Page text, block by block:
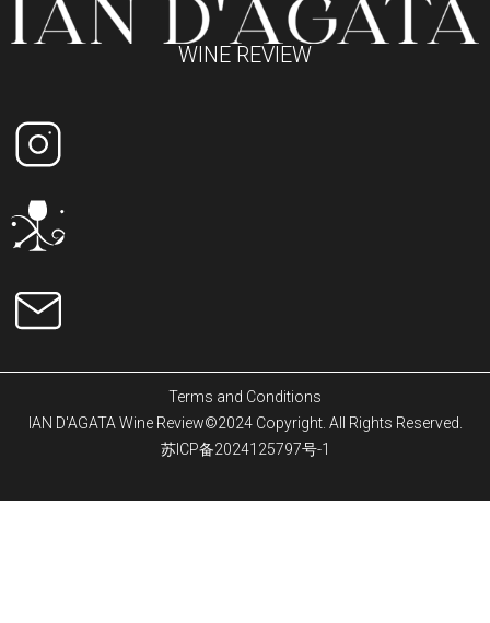
WINE REVIEW
Terms and Conditions
IAN D'AGATA Wine Review©2024 Copyright. All Rights Reserved.
苏ICP备2024125797号-1